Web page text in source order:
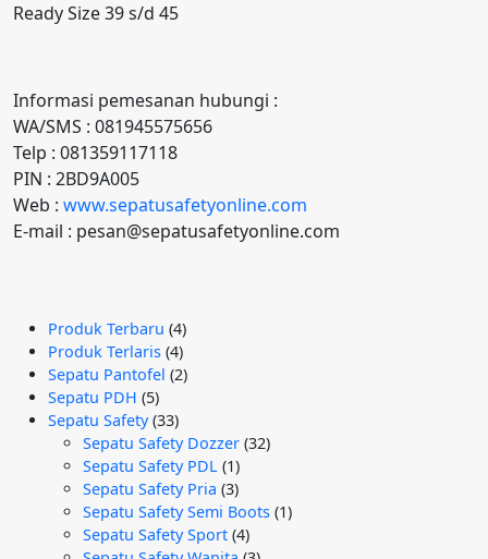
Ready Size 39 s/d 45
Informasi pemesanan hubungi :
WA/SMS : 081945575656
Telp : 081359117118
PIN : 2BD9A005
Web : www.sepatusafetyonline.com
E-mail : pesan@sepatusafetyonline.com
Produk Terbaru 44
Produk
Produk Terlaris 44
Produk
Sepatu Pantofel 22
Sepatu PDH 55
Produk
Sepatu Safety 3333
Produk
Sepatu Safety Dozzer 3232
Sepatu Safety PDL 11
Produk
Sepatu Safety Pria 33
Produk
Sepatu Safety Semi Boots 11
Sepatu Safety Sport 44